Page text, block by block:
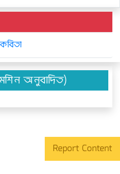
অনুবাদিত)
Report Content